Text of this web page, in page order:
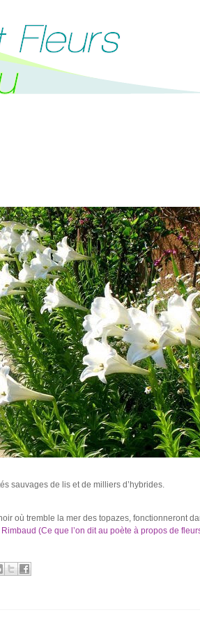
sauvages de lis et de milliers d’hybrides.
où tremble la mer des topazes, fonctionneront
(Ce que l’on dit au poète à propos de